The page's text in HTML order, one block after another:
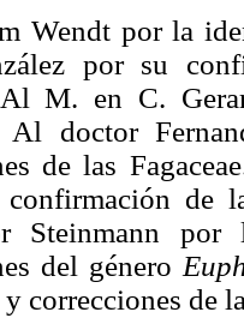
Wendt por la
por su
Al M. en C.
Al doctor
de las
confirmación de
Steinmann por
del género
correcciones de